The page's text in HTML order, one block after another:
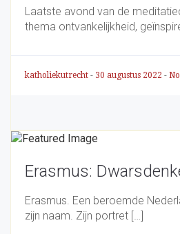
Laatste avond van de
thema ontvankelijkheid,
katholiekutrecht - 30 augustus 2022 -
Erasmus:
Erasmus. Een beroemde
zijn naam. Zijn portret […]